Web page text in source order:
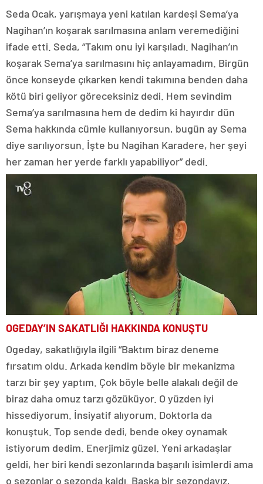
Seda Ocak, yarışmaya yeni katılan kardeşi Sema’ya
Nagihan’ın koşarak sarılmasına anlam veremediğini
ifade etti. Seda, “Takım onu iyi karşıladı. Nagihan’ın
koşarak Sema’ya sarılmasını hiç anlayamadım. Birgün
önce konseyde çıkarken kendi takımına benden daha
kötü biri geliyor göreceksiniz dedi. Hem sevindim
Sema’ya sarılmasına hem de dedim ki hayırdır dün
Sema hakkında cümle kullanıyorsun, bugün ay Sema
diye sarılıyorsun. İşte bu Nagihan Karadere, her şeyi
her zaman her yerde farklı yapabiliyor” dedi.
OGEDAY’IN SAKATLIĞI HAKKINDA KONUŞTU
Ogeday, sakatlığıyla ilgili “Baktım biraz deneme
fırsatım oldu. Arkada kendim böyle bir mekanizma
tarzı bir şey yaptım. Çok böyle belle alakalı değil de
biraz daha omuz tarzı gözüküyor. O yüzden iyi
hissediyorum. İnsiyatif alıyorum. Doktorla da
konuştuk. Top sende dedi, bende okey oynamak
istiyorum dedim. Enerjimiz güzel. Yeni arkadaşlar
geldi, her biri kendi sezonlarında başarılı isimlerdi ama
o sezonlar o sezonda kaldı. Başka bir sezondayız,